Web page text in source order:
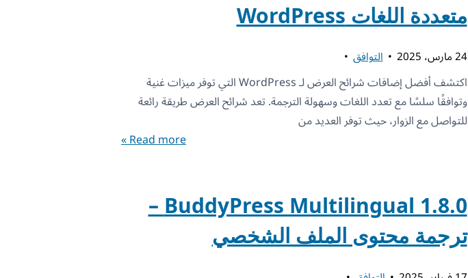
متعددة اللغات WordPress
24 مارس، 2025 التوافق
اكتشف أفضل إضافات شرائح العرض لـ WordPress التي توفر ميزات غنية
وتوافقًا سلسًا مع تعدد اللغات وسهولة الترجمة. تعد شرائح العرض طريقة رائعة
للتواصل مع الزوار، حيث توفر العديد من
Read more »
BuddyPress Multilingual 1.8.0 –
ترجمة محتوى الملف الشخصي